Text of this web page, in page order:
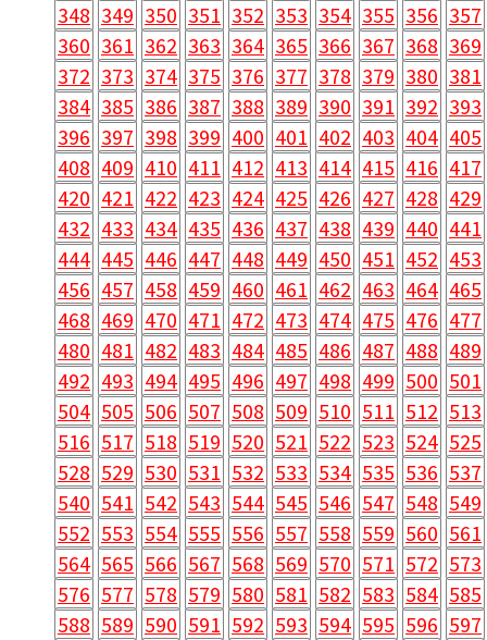
348 349 350 351 352 353 354 355 356 357
360 361 362 363 364 365 366 367 368 369
372 373 374 375 376 377 378 379 380 381
384 385 386 387 388 389 390 391 392 393
396 397 398 399 400 401 402 403 404 405
408 409 410 411 412 413 414 415 416 417
420 421 422 423 424 425 426 427 428 429
432 433 434 435 436 437 438 439 440 441
444 445 446 447 448 449 450 451 452 453
456 457 458 459 460 461 462 463 464 465
468 469 470 471 472 473 474 475 476 477
480 481 482 483 484 485 486 487 488 489
492 493 494 495 496 497 498 499 500 501
504 505 506 507 508 509 510 511 512 513
516 517 518 519 520 521 522 523 524 525
528 529 530 531 532 533 534 535 536 537
540 541 542 543 544 545 546 547 548 549
552 553 554 555 556 557 558 559 560 561
564 565 566 567 568 569 570 571 572 573
576 577 578 579 580 581 582 583 584 585
588 589 590 591 592 593 594 595 596 597